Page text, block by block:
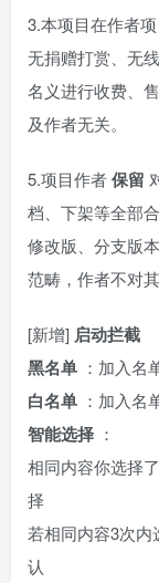
3.本项目在作者
无捐赠打赏、无
名义进行收费、
及作者无关。
5.项目作者保留
档、下架等全部
修改版、分支版
范畴，作者不对其
[新增] 启动拦截
黑名单 ：加入名
白名单 ：加入名
智能选择 ：
相同内容你选择
择
若相同内容3次
认